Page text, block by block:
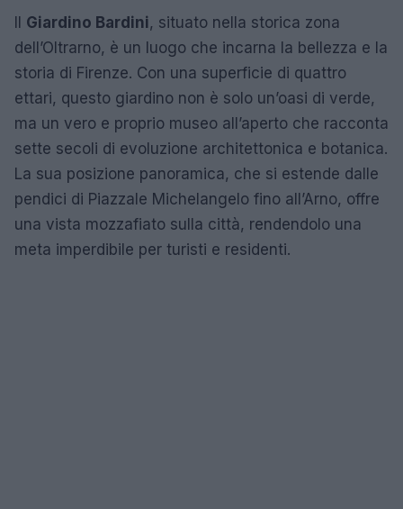
Il Giardino Bardini, situato nella storica zona
dell’Oltrarno, è un luogo che incarna la bellezza e la
storia di Firenze. Con una superficie di quattro
ettari, questo giardino non è solo un’oasi di verde,
ma un vero e proprio museo all’aperto che racconta
sette secoli di evoluzione architettonica e botanica.
La sua posizione panoramica, che si estende dalle
pendici di Piazzale Michelangelo fino all’Arno, offre
una vista mozzafiato sulla città, rendendolo una
meta imperdibile per turisti e residenti.